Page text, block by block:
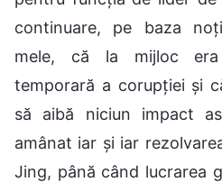
continuare, pe baza
mele, că la mijloc
temporară a corupției și
să aibă niciun impact
amânat iar și iar
Jing, până când lucrarea